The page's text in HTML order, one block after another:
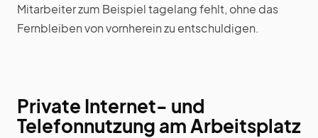
Mitarbeiter zum Beispiel tagelang fehlt, ohne das
Fernbleiben von vornherein zu entschuldigen.
Private Internet- und
Telefonnutzung am Arbeitsplatz